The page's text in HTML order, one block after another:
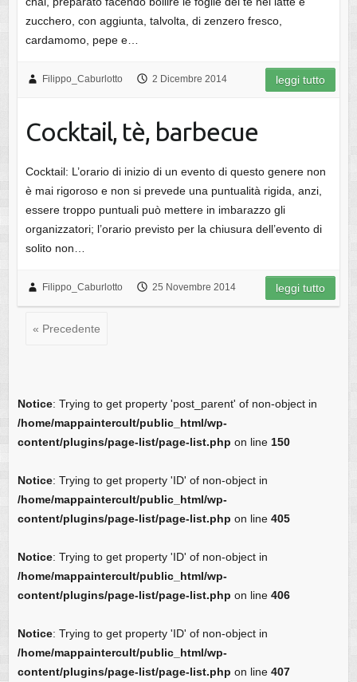
zucchero, con aggiunta, talvolta, di zenzero fresco,
cardamomo, pepe e…
Filippo_Caburlotto 2 Dicembre 2014 leggi tutto
Cocktail, tè, barbecue
Cocktail: L’orario di inizio di un evento di questo genere non
è mai rigoroso e non si prevede una puntualità rigida, anzi,
essere troppo puntuali può mettere in imbarazzo gli
organizzatori; l’orario previsto per la chiusura dell’evento di
solito non…
Filippo_Caburlotto 25 Novembre 2014 leggi tutto
« Precedente
Notice: Trying to get property 'post_parent' of non-object in
/home/mappaintercult/public_html/wp-
content/plugins/page-list/page-list.php on line 150
Notice: Trying to get property 'ID' of non-object in
/home/mappaintercult/public_html/wp-
content/plugins/page-list/page-list.php on line 405
Notice: Trying to get property 'ID' of non-object in
/home/mappaintercult/public_html/wp-
content/plugins/page-list/page-list.php on line 406
Notice: Trying to get property 'ID' of non-object in
/home/mappaintercult/public_html/wp-
content/plugins/page-list/page-list.php on line 407